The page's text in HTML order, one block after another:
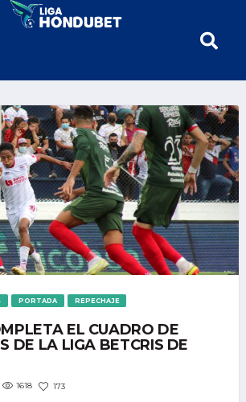
PORTADA REPECHAJE
EL CUADRO DE
DE LA LIGA BETCRIS DE
1618 173